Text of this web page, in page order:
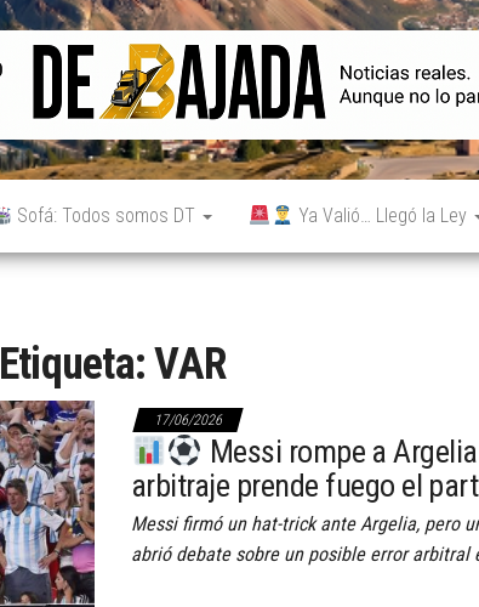
Sofá: Todos somos DT Ya Valió… Llegó la Ley
Etiqueta:VAR
17/06/2026
Messi rompe a
arbitraje prende fuego el
Messi firmó un hat-trick ante Argelia, pero
abrió debate sobre un posible error arbitral